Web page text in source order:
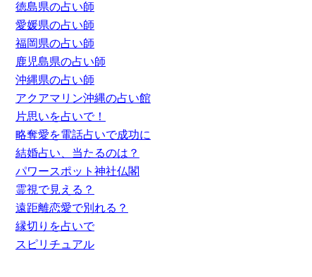
徳島県の占い師
愛媛県の占い師
福岡県の占い師
鹿児島県の占い師
沖縄県の占い師
アクアマリン沖縄の占い館
片思いを占いで！
略奪愛を電話占いで成功に
結婚占い、当たるのは？
パワースポット神社仏閣
霊視で見える？
遠距離恋愛で別れる？
縁切りを占いで
スピリチュアル